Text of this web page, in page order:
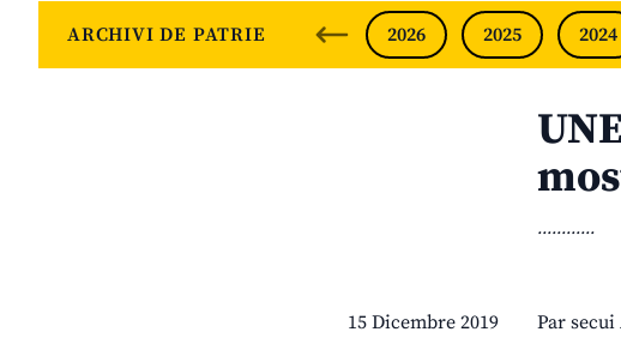
ARCHIVI DE PATRIE 2026 2025 2024
............
15 Dicembre 2019
Par